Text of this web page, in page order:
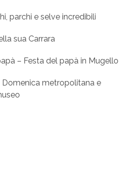
parchi e selve incredibili
sua Carrara
– Festa del papà in Mugello
Domenica metropolitana e